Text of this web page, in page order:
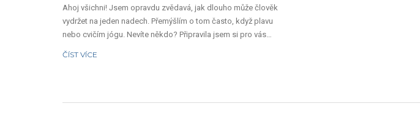
Ahoj všichni! Jsem opravdu zvědavá, jak dlouho může člověk
vydržet na jeden nadech. Přemýšlím o tom často, když plavu
nebo cvičím jógu. Nevíte někdo? Připravila jsem si pro vás
ČÍST VÍCE